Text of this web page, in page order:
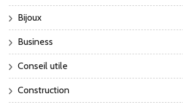
Bijoux
Business
Conseil utile
Construction